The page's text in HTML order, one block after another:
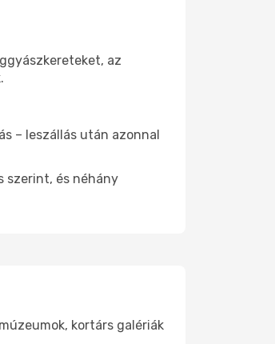
az
– leszállás után azonnal
szerint, és néhány
kortárs galériák